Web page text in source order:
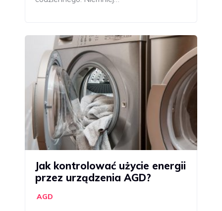
Jak kontrolować użycie energii
przez urządzenia AGD?
AGD